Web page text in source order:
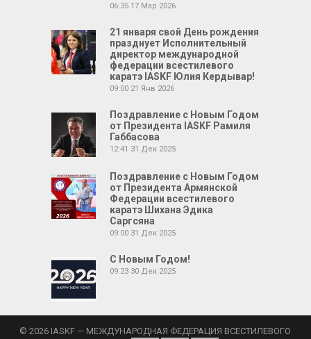
06:35 17 Мар 2026
21 января свой День рождения
празднует Исполнительный
директор международной
федерации всестилевого
каратэ IASKF Юлия Кердывар!
09:00 21 Янв 2026
Поздравление с Новым Годом
от Президента IASKF Рамиля
Габбасова
12:41 31 Дек 2025
Поздравление с Новым Годом
от Президента Армянской
Федерации всестилевого
каратэ Шихана Эдика
Саргсяна
09:00 31 Дек 2025
С Новым Годом!
09:23 30 Дек 2025
© 2026 IASKF — МЕЖДУНАРОДНАЯ ФЕДЕРАЦИЯ ВСЕСТИЛЕВОГО